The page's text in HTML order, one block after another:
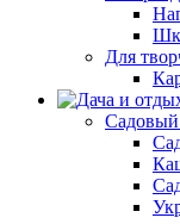
Для
Садовый